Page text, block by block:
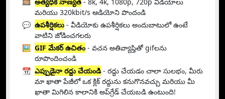
మరియు 320kbit/s ఆడియోని పొందండి
💬 ఉపశీర్షికలు - వీడియోకు ఉపశీర్షికలు అందుబాటులో ఉంటే
వాటిని జోడించగలరు
🖼️ GIF మేకర్ ఉచితం- వచన అతివ్యాప్తితో gifలను
రూపొందించండి
📆 ఎప్పుడైనా రద్దు చేయండి- రద్దు చేయడం చాలా సులభం, మీరు
మా ఖాతా పేజీలో ఒక క్లిక్ రద్దును కనుగొనవచ్చు మరియు మీ
ఖాతా మిగిలిన కాలానికి అప్‌గ్రేడ్ చేయబడి ఉంటుంది!